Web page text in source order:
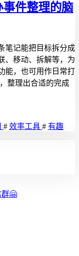
事件整理的脑
笔记能把目标拆分成
、移动、拆解等，为
能，也可用作日常打
整理出合适的完成
# 效率工具 # 有趣
群🤗